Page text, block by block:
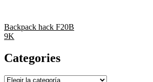
Backpack hack F20B
9K
Categories
Categories